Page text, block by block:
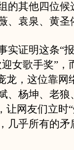
的其他四位候
、袁泉、黄圣
证明这条“报
女歌手奖”，
龙，这位靠网
、杨坤、老狼
让网友们立时
几乎所有的矛